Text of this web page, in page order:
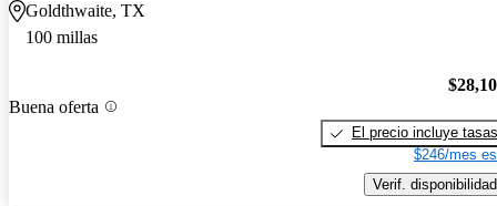
Goldthwaite, TX
100 millas
Buena oferta
El precio incluye tasas
$246/mes
Verif. disponibilidad